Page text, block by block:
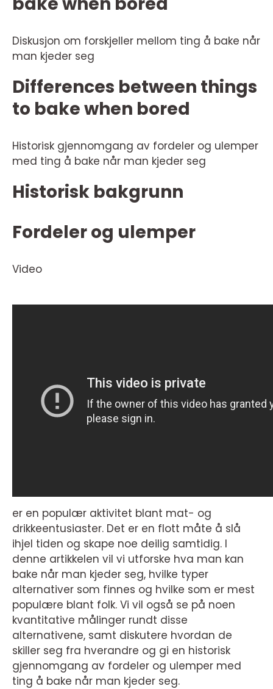
Diskusjon om forskjeller mellom ting å bake når
man kjeder seg
Differences between things
to bake when bored
Historisk gjennomgang av fordeler og ulemper
med ting å bake når man kjeder seg
Historisk bakgrunn
Fordeler og ulemper
Video
er en populær aktivitet blant mat- og
drikkeentusiaster. Det er en flott måte å slå
ihjel tiden og skape noe deilig samtidig. I
denne artikkelen vil vi utforske hva man kan
bake når man kjeder seg, hvilke typer
alternativer som finnes og hvilke som er mest
populære blant folk. Vi vil også se på noen
kvantitative målinger rundt disse
alternativene, samt diskutere hvordan de
skiller seg fra hverandre og gi en historisk
gjennomgang av fordeler og ulemper med
ting å bake når man kjeder seg.